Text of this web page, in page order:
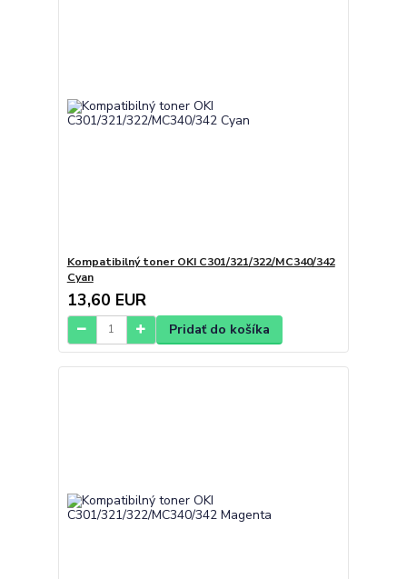
Kompatibilný toner OKI C301/321/322/MC340/342
Cyan
13,60 EUR
Pridať do košíka